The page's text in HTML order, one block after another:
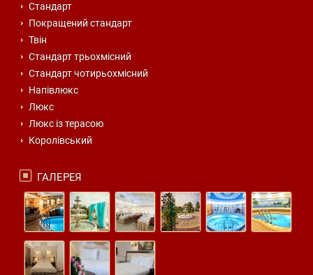
Стандарт
Покращений стандарт
Твін
Стандарт трьохмісний
Стандарт чотирьохмісний
Напівлюкс
Люкс
Люкс із терасою
Королівський
ГАЛЕРЕЯ